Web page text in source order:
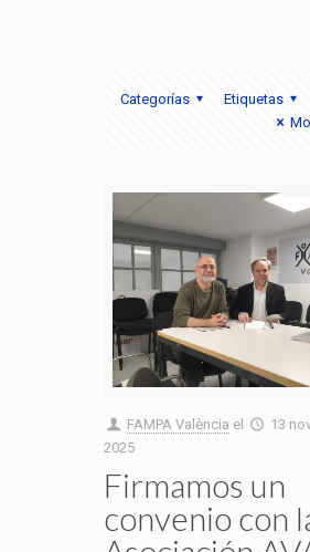
Categorías
Etiquetas
FAMPA València el
13
2025
Firmamos un
convenio con